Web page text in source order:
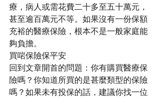
療，病人或需花費二十多至五十萬元，
甚至逾百萬元不等。如果沒有一份保額
充裕的醫療保險，根本不是一般家庭能
夠負擔。
買啱保險保平安
回到文章開首的問題：你有購買醫療保
險嗎？你知道所買的是甚麼類型的保險
嗎？如果未有投保的話，建議你找一位